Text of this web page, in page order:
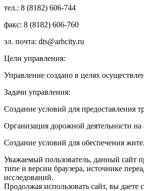
тел.: 8 (8182) 606-744
факс: 8 (8182) 606-760
эл. почта: dts@arhcity.ru
Цели управления:
Управление создано в целях
Задачи управления:
Создание условий для предоставления
Организация дорожной деятельности
Создание условий для обеспечения
Уважаемый пользователь, данный сайт
типе и версии браузера, источнике
исследований.
Продолжая использовать сайт, вы